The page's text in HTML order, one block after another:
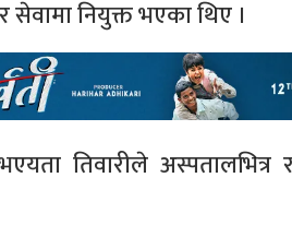
नियुक्त भएका थिए ।
तिवारीले